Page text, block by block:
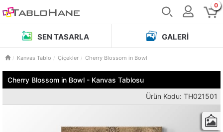
0
SEN TASARLA GALERI
Kanvas Tablo Çiçekler Cherry Blossom in Bowl
Cherry Blossom in Bowl - Kanvas Tablosu
Ürün Kodu: TH021501